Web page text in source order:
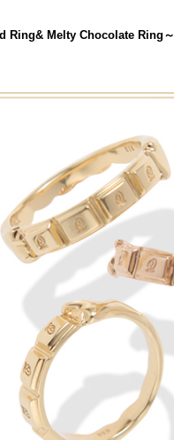
Ring& Melty Chocolate Ring～